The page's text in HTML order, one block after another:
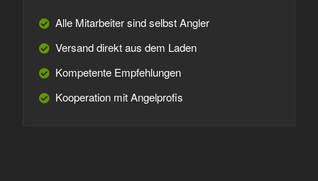
Alle Mitarbeiter sind selbst Angler
Versand direkt aus dem Laden
Kompetente Empfehlungen
Kooperation mit Angelprofis